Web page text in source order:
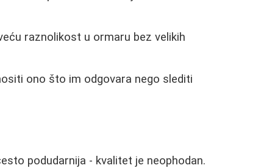
raznolikost u ormaru bez velikih
ono što im odgovara nego slediti
podudarnija - kvalitet je neophodan.